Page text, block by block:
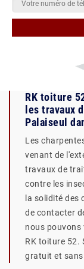
RK toiture
les travaux
Palaiseul
Les
venant de
travaux de
contre les
la solidité des
de contacter
nous pouvons
RK toiture 52.
gratuit et